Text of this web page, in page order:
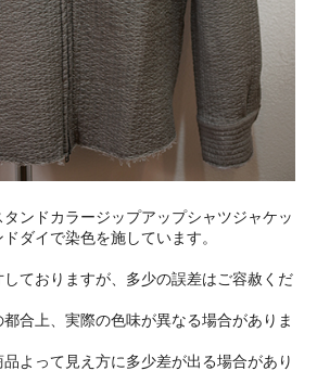
ンドカラージップアップシャツジャケッ
ダイで染色を施しています。
ておりますが、多少の誤差はご容赦くだ
合上、実際の色味が異なる場合がありま
よって見え方に多少差が出る場合があり